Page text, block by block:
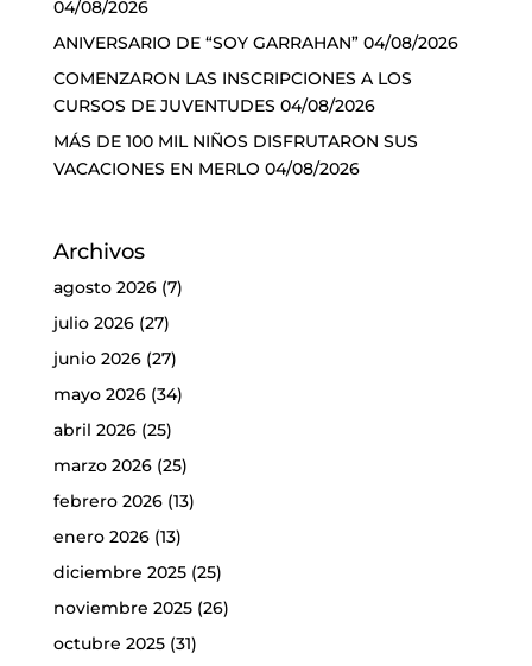
04/08/2026
ANIVERSARIO DE “SOY GARRAHAN” 04/08/2026
COMENZARON LAS INSCRIPCIONES A LOS
CURSOS DE JUVENTUDES 04/08/2026
MÁS DE 100 MIL NIÑOS DISFRUTARON SUS
VACACIONES EN MERLO 04/08/2026
Archivos
agosto 2026(7)
julio 2026(27)
junio 2026(27)
mayo 2026(34)
abril 2026(25)
marzo 2026(25)
febrero 2026(13)
enero 2026(13)
diciembre 2025(25)
noviembre 2025(26)
octubre 2025(31)